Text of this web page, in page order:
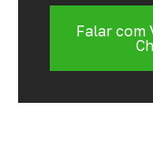
Falar com